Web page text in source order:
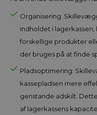
Organisering:
indholdet i
forskellige produkter
der bruges på at finde
Pladsoptimering:
kassepladsen mere
genstande adskilt.
af lagerkassens